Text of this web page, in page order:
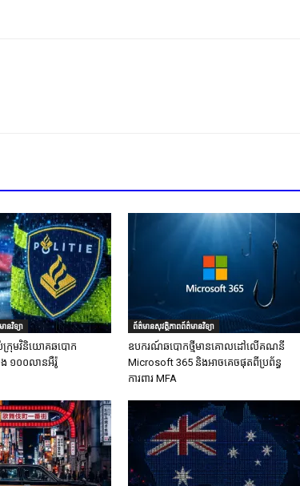
នវិទ្យា
មវិនិយោគឆបោក
១០០លានអឺរ៉ូ
ព័ត៌មានសុវត្ថិភាពព័ត៌មានវិទ្យា
ឧបករណ៍ឆបោកថ្មីមានគោលដៅលើគណនី
Microsoft 365 និងអាចគេចផុតពីប្រព័ន្ធ
ការពារ MFA